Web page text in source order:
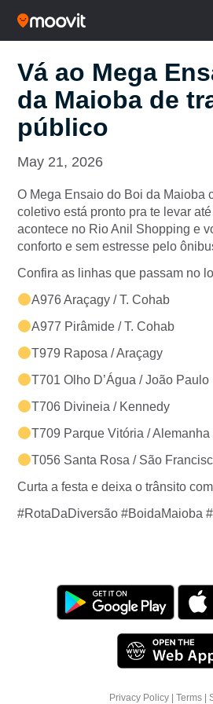
Vá ao Mega
da Maioba de
público
May 21, 2026
O Mega Ensaio do Boi da Maioba
coletivo está pronto pra te levar até
acontece no Rio Anil Shopping e
conforto e sem estresse pelo
Confira as linhas que passam no
A976 Araçagy / T. Cohab
A977 Pirâmide / T. Cohab
T979 Raposa / Araçagy
T701 Olho D’Água / João Paulo
T706 Divineia / Kennedy
T709 Parque Vitória / Alemanha
T056 Santa Rosa / São
Curta a festa e deixa o trânsito
#RotaDaDiversão #BoidaMaioba
Privacy Policy Terms